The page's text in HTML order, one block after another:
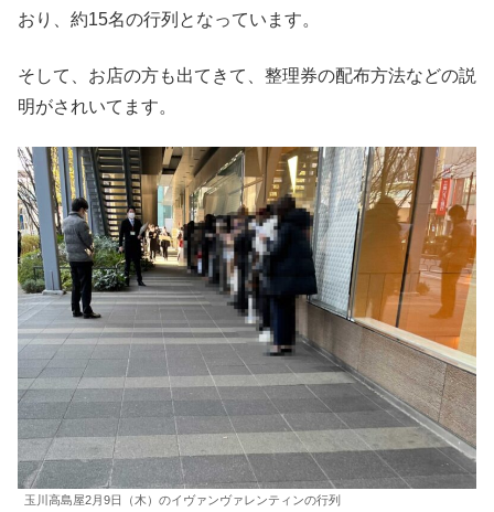
おり、約15名の行列となっています。
そして、お店の方も出てきて、整理券の配布方法などの説
明がされいてます。
玉川高島屋2月9日（木）のイヴァンヴァレンティンの行列